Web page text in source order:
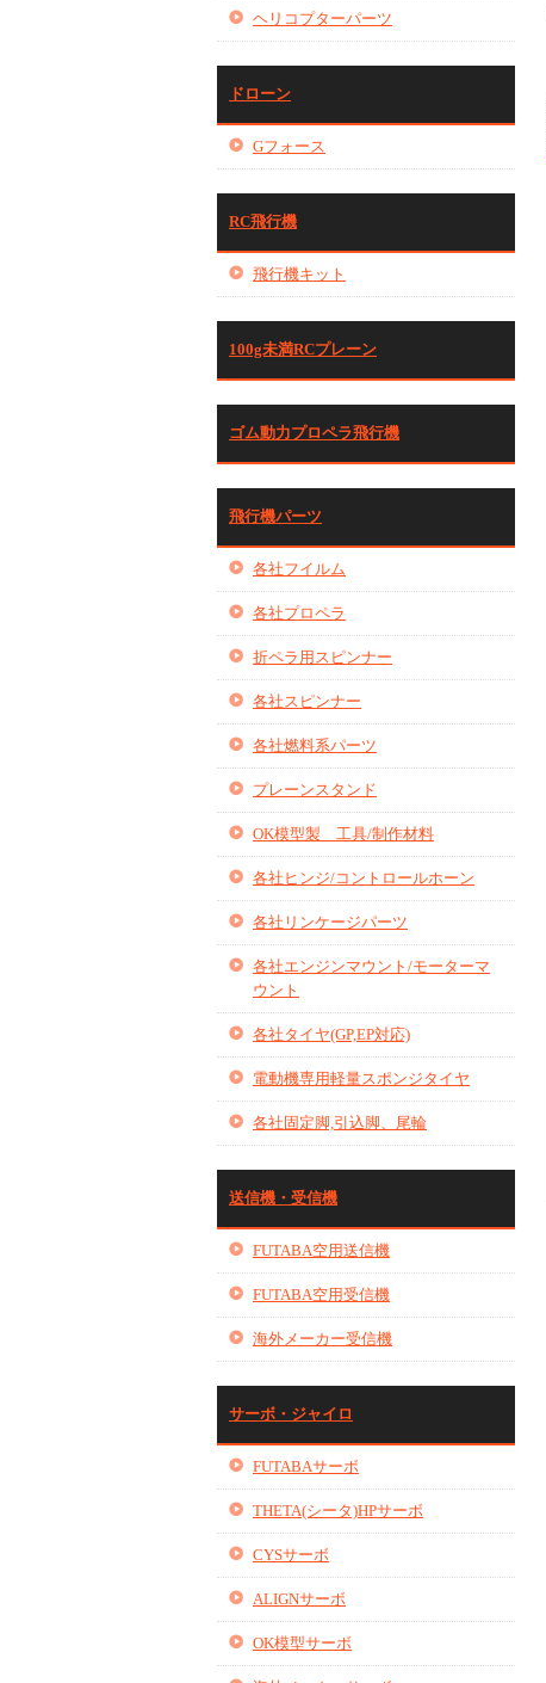
ヘリコプターパーツ
ドローン
Gフォース
RC飛行機
飛行機キット
100g未満RCプレーン
ゴム動力プロペラ飛行機
飛行機パーツ
各社フイルム
各社プロペラ
折ペラ用スピンナー
各社スピンナー
各社燃料系パーツ
プレーンスタンド
OK模型製 工具/制作材料
各社ヒンジ/コントロールホーン
各社リンケージパーツ
各社エンジンマウント/モーターマ
ウント
各社タイヤ(GP,EP対応)
電動機専用軽量スポンジタイヤ
各社固定脚,引込脚、尾輪
送信機・受信機
FUTABA空用送信機
FUTABA空用受信機
海外メーカー受信機
サーボ・ジャイロ
FUTABAサーボ
THETA(シータ)HPサーボ
CYSサーボ
ALIGNサーボ
OK模型サーボ